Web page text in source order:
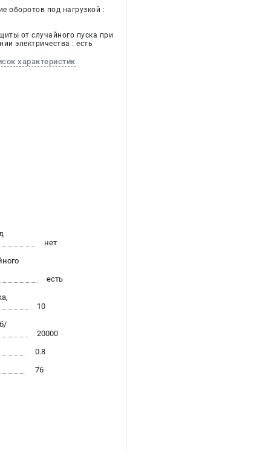
оборотов под нагрузкой :
от случайного пуска при
электричества : есть
характеристик
нет
есть
10
20000
0.8
76